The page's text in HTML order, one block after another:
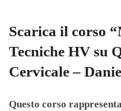
Scarica il corso
Tecniche HV su
Cervicale –
Questo corso